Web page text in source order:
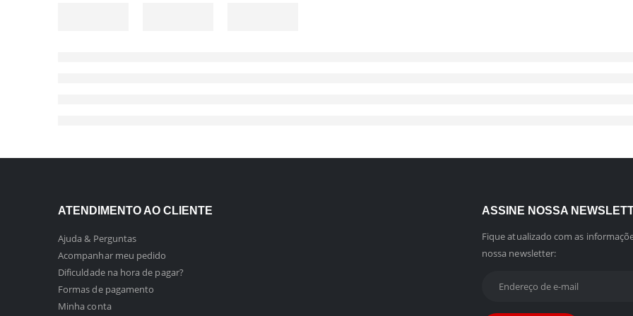
ATENDIMENTO AO CLIENTE
Ajuda & Perguntas
Acompanhar meu pedido
Dificuldade na hora de pagar?
Formas de pagamento
Minha conta
ASSINE NOSSA
Fique atualizado com as
nossa newsletter: